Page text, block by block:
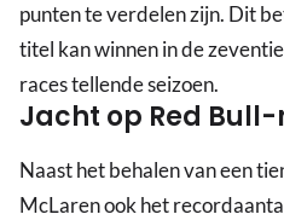
punten te verdelen zijn. Dit
titel kan winnen in de
races tellende seizoen.
Jacht op Red
Naast het behalen van een
McLaren ook het